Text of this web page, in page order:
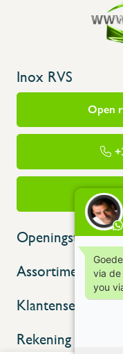
Inox RVS
Open
Openingstijden
Assortiment
Klantenservice
Rekening